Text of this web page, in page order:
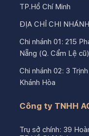
TP.Hồ Chí Minh
ĐỊA CHỈ CHI NHÁNH
Chi nhánh 01: 215
Nẵng (Q. Cẩm Lệ cũ)
Chi nhánh 02: 3
Khánh Hòa
Công ty TNHH
Trụ sở chính: 39